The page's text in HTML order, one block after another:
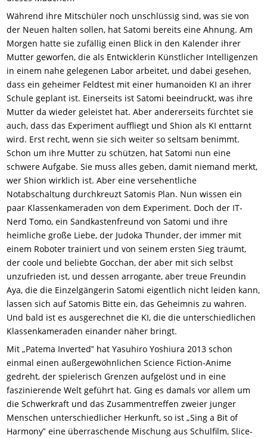
Während ihre Mitschüler noch unschlüssig sind, was sie von
der Neuen halten sollen, hat Satomi bereits eine Ahnung. Am
Morgen hatte sie zufällig einen Blick in den Kalender ihrer
Mutter geworfen, die als Entwicklerin Künstlicher Intelligenzen
in einem nahe gelegenen Labor arbeitet, und dabei gesehen,
dass ein geheimer Feldtest mit einer humanoiden KI an ihrer
Schule geplant ist. Einerseits ist Satomi beeindruckt, was ihre
Mutter da wieder geleistet hat. Aber andererseits fürchtet sie
auch, dass das Experiment auffliegt und Shion als KI enttarnt
wird. Erst recht, wenn sie sich weiter so seltsam benimmt.
Schon um ihre Mutter zu schützen, hat Satomi nun eine
schwere Aufgabe. Sie muss alles geben, damit niemand merkt,
wer Shion wirklich ist. Aber eine versehentliche
Notabschaltung durchkreuzt Satomis Plan. Nun wissen ein
paar Klassenkameraden von dem Experiment. Doch der IT-
Nerd Tomo, ein Sandkastenfreund von Satomi und ihre
heimliche große Liebe, der Judoka Thunder, der immer mit
einem Roboter trainiert und von seinem ersten Sieg träumt,
der coole und beliebte Gocchan, der aber mit sich selbst
unzufrieden ist, und dessen arrogante, aber treue Freundin
Aya, die die Einzelgängerin Satomi eigentlich nicht leiden kann,
lassen sich auf Satomis Bitte ein, das Geheimnis zu wahren.
Und bald ist es ausgerechnet die KI, die die unterschiedlichen
Klassenkameraden einander näher bringt.
Mit „Patema Inverted‟ hat Yasuhiro Yoshiura 2013 schon
einmal einen außergewöhnlichen Science Fiction-Anime
gedreht, der spielerisch Grenzen aufgelöst und in eine
faszinierende Welt geführt hat. Ging es damals vor allem um
die Schwerkraft und das Zusammentreffen zweier junger
Menschen unterschiedlicher Herkunft, so ist „Sing a Bit of
Harmony‟ eine überraschende Mischung aus Schulfilm, Slice-